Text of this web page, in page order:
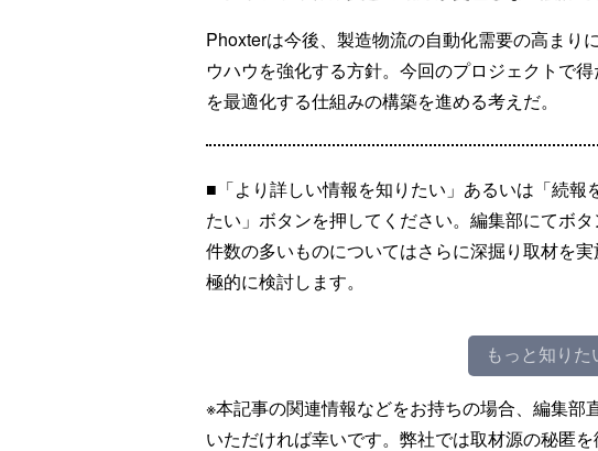
Phoxterは今後、製造物流の自動化需要の高まり
ウハウを強化する方針。今回のプロジェクトで
を最適化する仕組みの構築を進める考えだ。
■「より詳しい情報を知りたい」あるいは「続報
たい」ボタンを押してください。編集部にてボタ
件数の多いものについてはさらに深掘り取材を
極的に検討します。
もっと知りた
※本記事の関連情報などをお持ちの場合、編集部
いただければ幸いです。弊社では取材源の秘匿を